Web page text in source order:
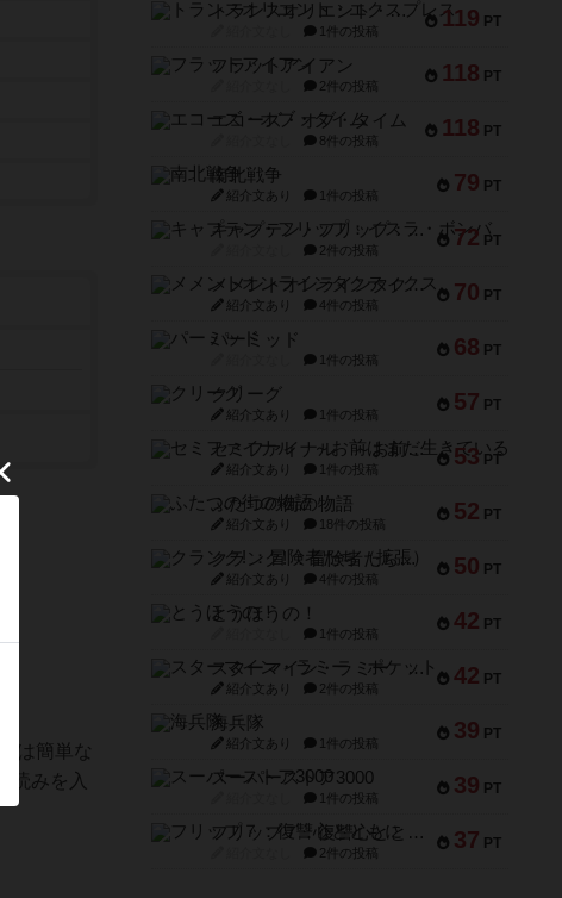
は簡単な
読みを入
119 PT
トランスオリエント・エクスプレス
1件の投稿
118 PT
フラットアイアン
2件の投稿
118 PT
エコーズ・オブ・タイム
8件の投稿
79 PT
南北戦争
紹介文あり 1件の投稿
72 PT
キャプテン・フリップ：イスラ・ボンバ
2件の投稿
70 PT
メメントオンラインタクティクス
紹介文あり 4件の投稿
68 PT
パーミッド
1件の投稿
57 PT
クリーグ
紹介文あり 1件の投稿
53 PT
セミファイナル ～お前はまだ生きている～
紹介文あり 1件の投稿
52 PT
ふたつの街の物語
紹介文あり 18件の投稿
50 PT
クランク! ：冒険者たち（拡張）
紹介文あり 4件の投稿
42 PT
とうほうの！
1件の投稿
42 PT
スターマイン・ラミー ポケット
紹介文あり 2件の投稿
39 PT
海兵隊
紹介文あり 1件の投稿
39 PT
スーパーストア3000
1件の投稿
37 PT
フリップ７：復讐心とともに
2件の投稿